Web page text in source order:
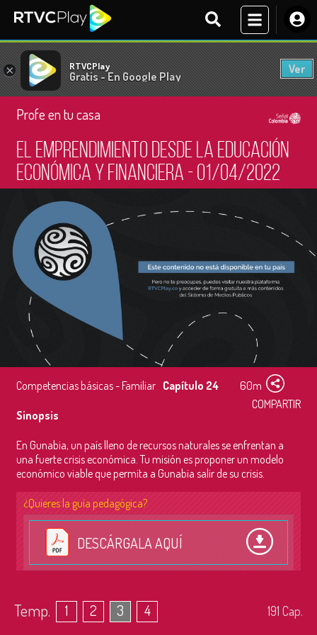
× RTVCPlay
Gratis - En Google Play
Ver
Profe en tu casa
El emprendimiento desde la educación
económica y financiera - 01/04/2022
Competencias básicas - Familiar Capítulo 24
60m
COMPARTIR
Sinopsis
En Gunabia, un país lleno de recursos naturales se enfrentan a
una fuerte crisis económica. Tu misión es proponer un modelo
económico viable que permita a Gunabia salir de su crisis.
¿Quieres la guía pedagógica?
DESCÁRGALA AQUÍ
Temp. 1 2 3 4 191 Cap.